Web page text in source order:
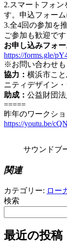
2.スマートフォン
す。申込フォーム
3.全4回の参加を
ご参加も歓迎で
お申し込みフォ
https://forms.gle/
※お問い合わせも
協力： 横浜市こ
ニティデザイン
助成： 公益財団
=====
昨年のワークシ
https://youtu.be/
サウンドブ
関連
カテゴリー: ロー
検索
最近の投稿